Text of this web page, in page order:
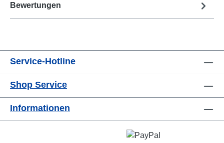
Bewertungen
Service-Hotline
Shop Service
Informationen